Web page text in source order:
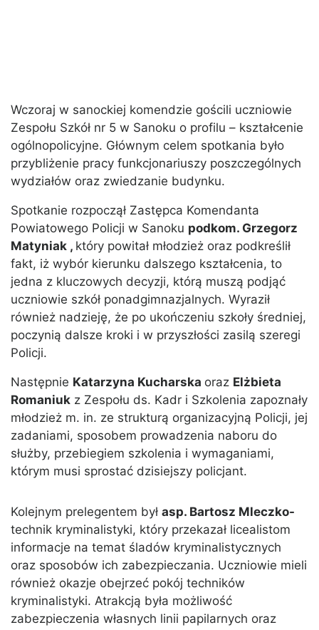
Wczoraj w sanockiej komendzie gościli uczniowie
Zespołu Szkół nr 5 w Sanoku o profilu – kształcenie
ogólnopolicyjne. Głównym celem spotkania było
przybliżenie pracy funkcjonariuszy poszczególnych
wydziałów oraz zwiedzanie budynku.
Spotkanie rozpoczął Zastępca Komendanta
Powiatowego Policji w Sanoku podkom. Grzegorz
Matyniak , który powitał młodzież oraz podkreślił
fakt, iż wybór kierunku dalszego kształcenia, to
jedna z kluczowych decyzji, którą muszą podjąć
uczniowie szkół ponadgimnazjalnych. Wyraził
również nadzieję, że po ukończeniu szkoły średniej,
poczynią dalsze kroki i w przyszłości zasilą szeregi
Policji.
Następnie Katarzyna Kucharska oraz Elżbieta
Romaniuk z Zespołu ds. Kadr i Szkolenia zapoznały
młodzież m. in. ze strukturą organizacyjną Policji, jej
zadaniami, sposobem prowadzenia naboru do
służby, przebiegiem szkolenia i wymaganiami,
którym musi sprostać dzisiejszy policjant.
Kolejnym prelegentem był asp. Bartosz Mleczko-
technik kryminalistyki, który przekazał licealistom
informacje na temat śladów kryminalistycznych
oraz sposobów ich zabezpieczania. Uczniowie mieli
również okazje obejrzeć pokój techników
kryminalistyki. Atrakcją była możliwość
zabezpieczenia własnych linii papilarnych oraz